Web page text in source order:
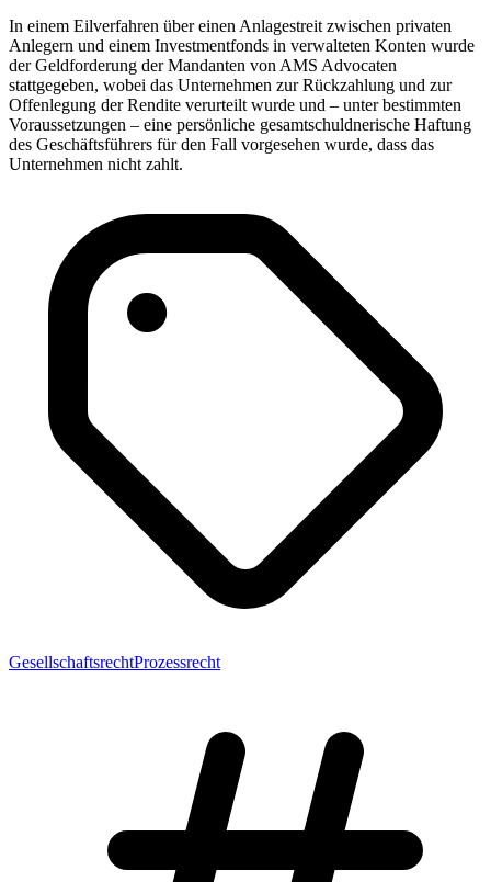
In einem Eilverfahren über einen Anlagestreit zwischen privaten
Anlegern und einem Investmentfonds in verwalteten Konten wurde
der Geldforderung der Mandanten von AMS Advocaten
stattgegeben, wobei das Unternehmen zur Rückzahlung und zur
Offenlegung der Rendite verurteilt wurde und – unter bestimmten
Voraussetzungen – eine persönliche gesamtschuldnerische Haftung
des Geschäftsführers für den Fall vorgesehen wurde, dass das
Unternehmen nicht zahlt.
GesellschaftsrechtProzessrecht